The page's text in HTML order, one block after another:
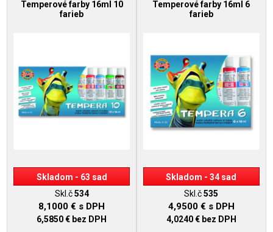
Temperové farby 16ml 10
farieb
Skladom - 63 sad
Skl.č534
8,1000 € s DPH
6,5850 € bez DPH
Temperové farby 16ml 6
farieb
Skladom - 34 sad
Skl.č535
4,9500 € s DPH
4,0240 € bez DPH